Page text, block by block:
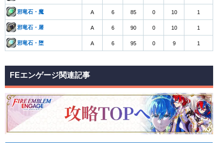
邪竜石・魔 A 6 85 0 10 1
邪竜石・屠 A 6 90 0 10 1
邪竜石・堕 A 6 95 0 9 1
FEエンゲージ関連記事